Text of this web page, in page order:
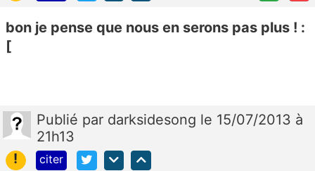
bon je pense que nous en serons pas plus ! :
[
Publié par darksidesong le 15/07/2013 à
21h13
!
citer